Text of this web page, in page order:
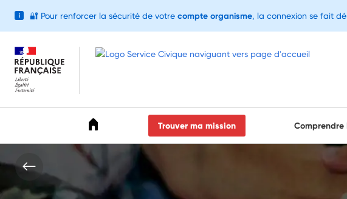
Trouver ma mission Comprendre
i 🔐 Pour renforcer la sécurité de votre compte organisme, la connexion se fait